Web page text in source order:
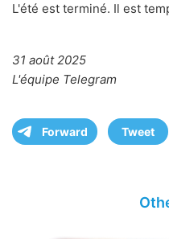
L'été est terminé. Il est
31 août 2025
L'équipe Telegram
Forward Tweet